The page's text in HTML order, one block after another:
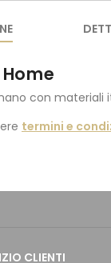
con materiali
termini e
CLIENTI